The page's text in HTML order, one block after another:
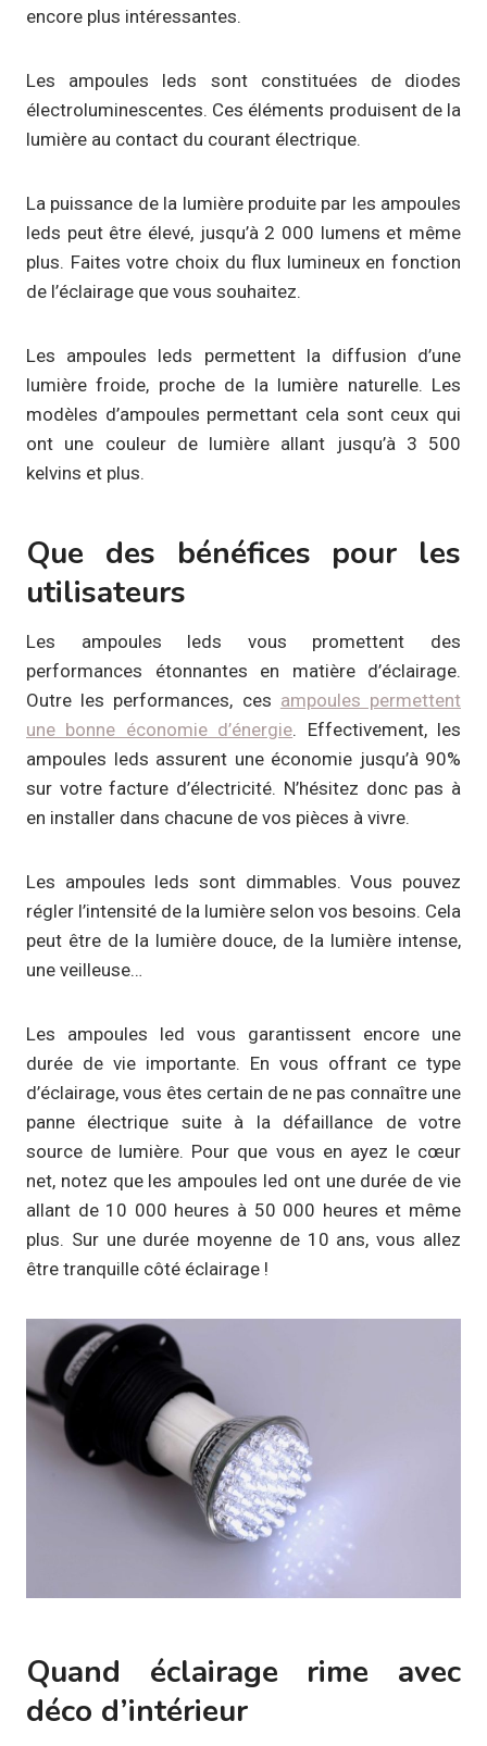
encore plus intéressantes.
Les ampoules leds sont constituées de diodes
électroluminescentes. Ces éléments produisent de la
lumière au contact du courant électrique.
La puissance de la lumière produite par les ampoules
leds peut être élevé, jusqu’à 2 000 lumens et même
plus. Faites votre choix du flux lumineux en fonction
de l’éclairage que vous souhaitez.
Les ampoules leds permettent la diffusion d’une
lumière froide, proche de la lumière naturelle. Les
modèles d’ampoules permettant cela sont ceux qui
ont une couleur de lumière allant jusqu’à 3 500
kelvins et plus.
Que des bénéfices pour les
utilisateurs
Les ampoules leds vous promettent des
performances étonnantes en matière d’éclairage.
Outre les performances, ces ampoules permettent
une bonne économie d’énergie. Effectivement, les
ampoules leds assurent une économie jusqu’à 90%
sur votre facture d’électricité. N’hésitez donc pas à
en installer dans chacune de vos pièces à vivre.
Les ampoules leds sont dimmables. Vous pouvez
régler l’intensité de la lumière selon vos besoins. Cela
peut être de la lumière douce, de la lumière intense,
une veilleuse…
Les ampoules led vous garantissent encore une
durée de vie importante. En vous offrant ce type
d’éclairage, vous êtes certain de ne pas connaître une
panne électrique suite à la défaillance de votre
source de lumière. Pour que vous en ayez le cœur
net, notez que les ampoules led ont une durée de vie
allant de 10 000 heures à 50 000 heures et même
plus. Sur une durée moyenne de 10 ans, vous allez
être tranquille côté éclairage !
Quand éclairage rime avec
déco d’intérieur